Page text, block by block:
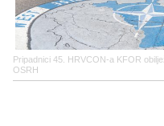
Pripadnici 45. HRVCON-a KFOR
OSRH